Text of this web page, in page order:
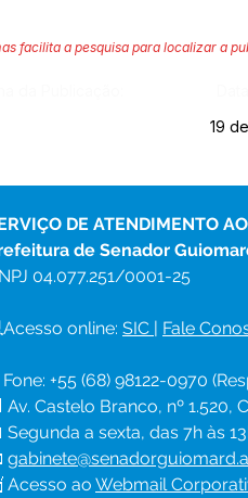
facilita a pesquisa para localizar a
19
DE ATENDIMENTO
de Senador
04.077.251/0001-25
online: SIC | Fale
+55 (68) 98122-0970
Av. Castelo Branco, nº
Segunda a sexta, das 7h às
Acesso ao Webmail